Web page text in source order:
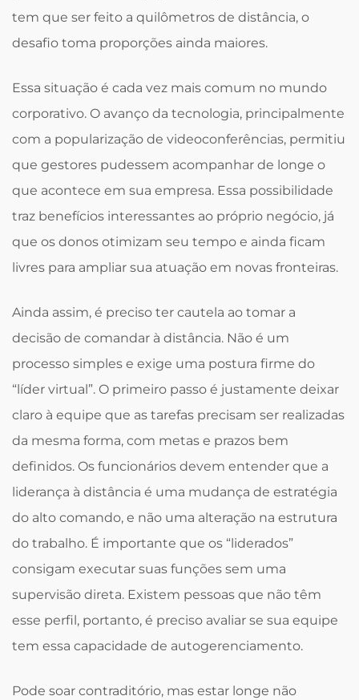
tem que ser feito a quilômetros de distância, o
desafio toma proporções ainda maiores.
Essa situação é cada vez mais comum no mundo
corporativo. O avanço da tecnologia, principalmente
com a popularização de videoconferências, permitiu
que gestores pudessem acompanhar de longe o
que acontece em sua empresa. Essa possibilidade
traz benefícios interessantes ao próprio negócio, já
que os donos otimizam seu tempo e ainda ficam
livres para ampliar sua atuação em novas fronteiras.
Ainda assim, é preciso ter cautela ao tomar a
decisão de comandar à distância. Não é um
processo simples e exige uma postura firme do
“líder virtual”. O primeiro passo é justamente deixar
claro à equipe que as tarefas precisam ser realizadas
da mesma forma, com metas e prazos bem
definidos. Os funcionários devem entender que a
liderança à distância é uma mudança de estratégia
do alto comando, e não uma alteração na estrutura
do trabalho. É importante que os “liderados”
consigam executar suas funções sem uma
supervisão direta. Existem pessoas que não têm
esse perfil, portanto, é preciso avaliar se sua equipe
tem essa capacidade de autogerenciamento.
Pode soar contraditório, mas estar longe não